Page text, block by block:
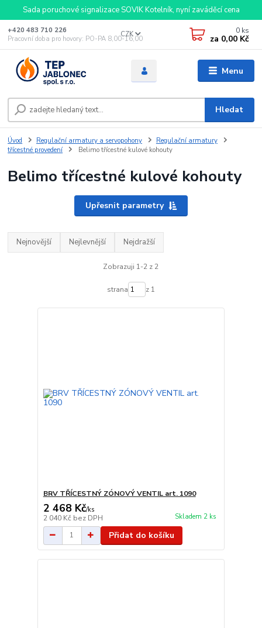
Sada poruchové signalizace SOVIK Kotelník, nyní zaváděcí cena
Menu
CZK
Hledat
+420 483 710 226
Pracovní doba pro hovory: PO-PA 8,00-16,00
0 ks
za 0,00 Kč
Úvod Regulační armatury a servopohony
Regulační armatury
třícestné provedení
Belimo třícestné kulové kohouty
Belimo třícestné kulové kohouty
Upřesnit parametry
Nejnovější Nejlevnější Nejdražší
Zobrazuji 1-2 z 2
strana z 1
BRV TŘÍCESTNÝ ZÓNOVÝ VENTIL art. 1090
2 468 Kč/ks
2 040 Kč bez DPH Skladem 2 ks
Přidat do košíku